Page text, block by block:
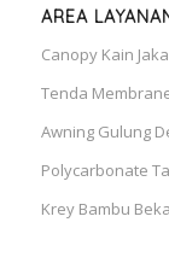
AREA
Canopy Kain
Tenda
Awning Gulung
Polycarbonate
Krey Bambu